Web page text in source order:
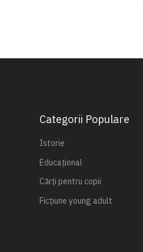
Categorii Populare
Istorie
Educațional
Cărți pentru copii
Ficțiune young adult